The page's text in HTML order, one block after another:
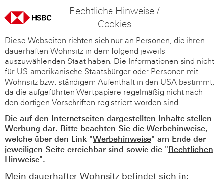
Rechtliche Hinweise /
Cookies
Diese Webseiten richten sich nur an Personen, die ihren
dauerhaften Wohnsitz in dem folgend jeweils
auszuwählenden Staat haben. Die Informationen sind nicht
für US-amerikanische Staatsbürger oder Personen mit
Wohnsitz bzw. ständigem Aufenthalt in den USA bestimmt,
da die aufgeführten Wertpapiere regelmäßig nicht nach
den dortigen Vorschriften registriert worden sind.
Die auf den Internetseiten dargestellten Inhalte stellen
Werbung dar. Bitte beachten Sie die Werbehinweise,
welche über den Link "Werbehinweise" am Ende der
jeweiligen Seite erreichbar sind sowie die "Rechtlichen
Hinweise".
Mein dauerhafter Wohnsitz befindet sich in: